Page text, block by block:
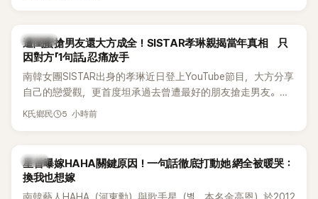
的錄音內容，而A也首度承認自己過去曾是SHINee、NCT等偶
像團體的「站姐」，事件持續延燒。
K-POP
遭閨蜜搶男友還大方成全！SISTAR孝琳親揭當年真相 只
因對方「1句話」忍痛放手
南韓女團SISTAR出身的孝琳近日登上YouTube節目，大方分享
自己的戀愛觀，更首度坦承過去曾遭最好的朋友搶走男友。她
表示，當時選擇瀟灑放手，但如果同樣的事情現在再發生，「我
K氏鄉民 5 小時前
韓星
星首曝嫁HAHA關鍵原因！一句話徹底打動她 網全被暖哭：
換我也想嫁